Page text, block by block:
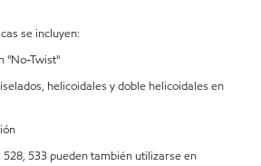
se incluyen:
"No-Twist"
helicoidales y doble helicoidales en
533 pueden también utilizarse en